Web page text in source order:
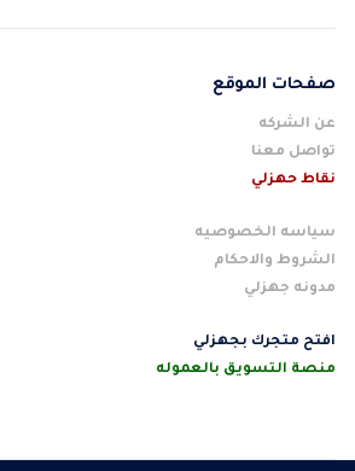
صفحات الموقع
عن الشركه
تواصل معنا
نقاط حهزلي
سياسه الخصوصيه
الشروط والاحكام
مدونه جهزلي
افتح متجرك بجهزلي
منصة التسويق بالعموله